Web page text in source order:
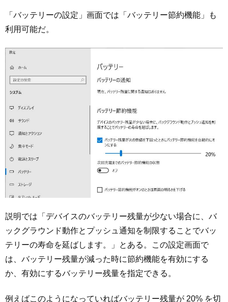
「バッテリーの設定」画面では「バッテリー節約機能」も
利用可能だ。
説明では「デバイスのバッテリー残量が少ない場合に、バ
ックグラウンド動作とプッシュ通知を制限することでバッ
テリーの寿命を延ばします。」とある。この設定画面で
は、バッテリー残量が減った時に節約機能を有効にする
か、有効にするバッテリー残量を指定できる。
例えばこのようになっていればバッテリー残量が 20% を切